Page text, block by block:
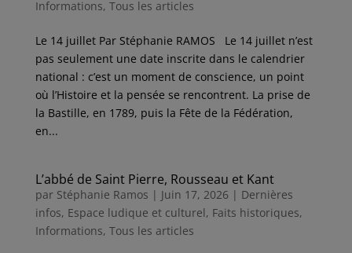
Informations, Tous les articles
Le 14 juillet Par Stéphanie RAMOS Le 14 juillet n’est
pas seulement une date inscrite dans le calendrier
national : c’est un moment de conscience, un point
où l’Histoire et la pensée se rencontrent. La prise de
la Bastille, en 1789, puis la Fête de la Fédération,
en...
L’abbé de Saint Pierre, Rousseau et Kant
par Stéphanie Ramos | Juin 17, 2026 | Dernières
infos, Espace ludique et culturel, Faits historiques,
Informations, Tous les articles